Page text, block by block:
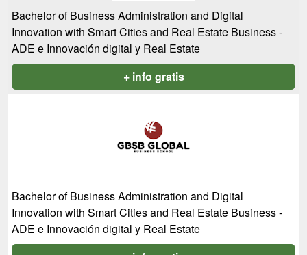
Bachelor of Business Administration and Digital
Innovation with Smart Cities and Real Estate Business -
ADE e Innovación digital y Real Estate
+ info gratis
Bachelor of Business Administration and Digital
Innovation with Smart Cities and Real Estate Business -
ADE e Innovación digital y Real Estate